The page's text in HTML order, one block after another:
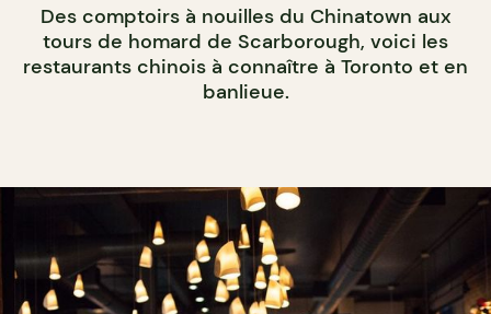
Des comptoirs à nouilles du Chinatown aux
tours de homard de Scarborough, voici les
restaurants chinois à connaître à Toronto et en
banlieue.